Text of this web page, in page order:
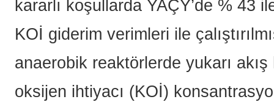
kararlı koşullarda YAÇY’de % 43
KOİ giderim verimleri ile
anaerobik reaktörlerde yukarı akış
oksijen ihtiyacı (KOİ)